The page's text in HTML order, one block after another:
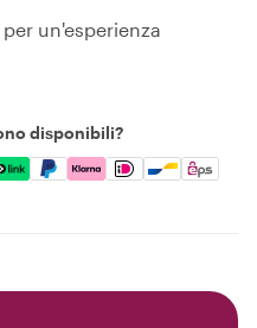
un'esperienza
disponibili?
Apple Pay, Google